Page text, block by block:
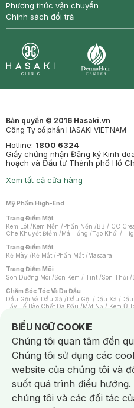
Phương thức vận chuyển
Chính sách đổi trả
Bản quyền © 2016 Hasaki.vn
Công Ty cổ phần HASAKI VIETNAM
Hotline: 1800 6324
Giấy chứng nhận Đăng ký Kinh
hoạch và Đầu tư Thành phố Hồ
Xem tất cả cửa hàng
Mỹ Phẩm High-End
Trang Điểm Mặt
Kem Lót /Kem Nền /Phấn Nền /BB / CC
Che Khuyết Điểm /Má Hồng /Tạo Khối /
Trang Điểm Mắt
Kẻ Mày /Kẻ Mắt /Phấn Mắt /Mascara
Trang Điểm Môi
Son Dưỡng Môi /Son Kem / Tint /Son Thỏi /
Chăm Sóc Tóc Và Da Đầu
Dầu Gội Và Dầu Xả /Dầu Gội /Dầu Xả /
Tẩy Tế Bào Chết Da Đầu /Mặt Nạ / Kem Ủ
Máy Sấy Tóc
Lược
Kem Tẩy Lông/Dụng Cụ Tẩy Lông
Nước Hoa
Nước Hoa Nam Nước Hoa
Nước Hoa Vùng Kín
Chăm Sóc Cá Nhân
Chống Muỗi
Khẩu Trang Máy Massage
Sản Phẩm Chăm Sóc Khác/ Bàn Chải Đánh
BIỂU NGỮ COOKIE
Notice about cookies usage
Chúng tôi quan tâm đến
Chúng tôi sử dụng các
website của chúng tôi và
suốt quá trình điều
chúng tôi và các đối tác